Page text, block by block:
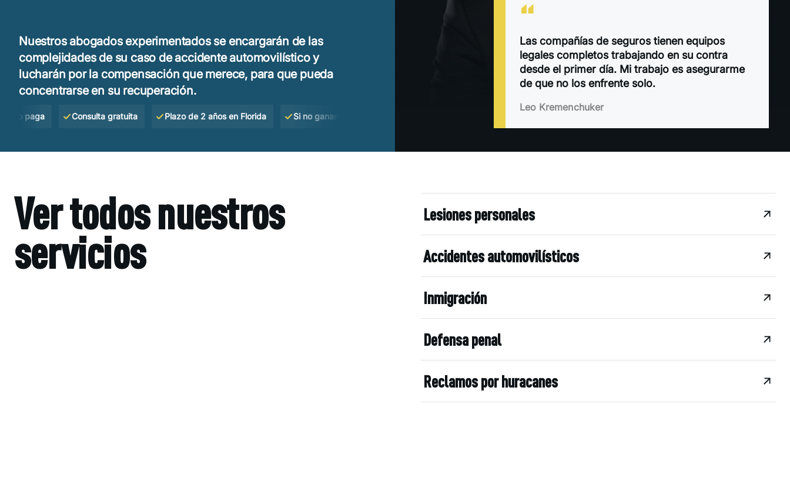
Nuestros abogados experimentados se encargarán de las
complejidades de su caso de accidente automovilístico y
lucharán por la compensación que merece, para que pueda
concentrarse en su recuperación.
paga Consulta gratuita Plazo de 2 años en Florida Si no ganamos, no paga
“
Las compañías de seguros tienen equipos
legales completos trabajando en su contra
desde el primer día. Mi trabajo es asegurarme
de que no los enfrente solo.
Leo Kremenchuker
Ver todos nuestros
servicios
Lesiones personales
Accidentes automovilísticos
Inmigración
Defensa penal
Reclamos por huracanes